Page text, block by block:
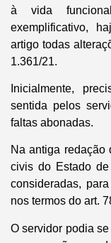
à vida
exemplificativo,
artigo todas
1.361/21.
Inicialmente,
sentida pelos
faltas abonadas.
Na antiga redação
civis do Estado
consideradas,
nos termos do art.
O servidor podia